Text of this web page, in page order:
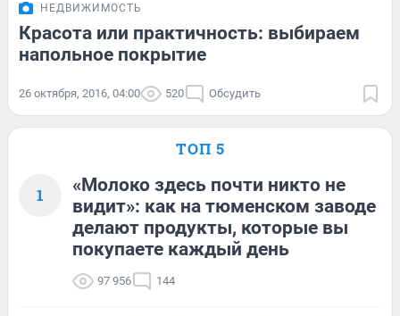
НЕДВИЖИМОСТЬ
Красота или практичность: выбираем
напольное покрытие
26 октября, 2016, 04:00 520 Обсудить
ТОП 5
1
«Молоко здесь почти никто не
видит»: как на тюменском заводе
делают продукты, которые вы
покупаете каждый день
97 956 144